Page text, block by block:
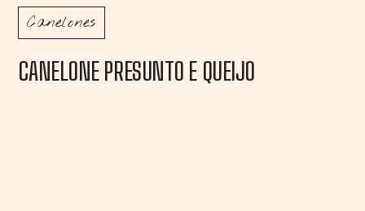
Canelones
CANELONE PRESUNTO E QUEIJO